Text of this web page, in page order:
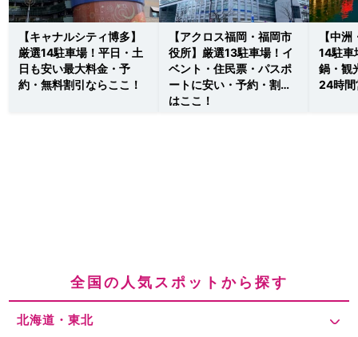
【キャナルシティ博多】
厳選14駐車場！平日・土
日も安い最大料金・予
約・無料割引ならここ！
【アクロス福岡・福岡市
役所】厳選13駐車場！イ
ベント・住民票・パスポ
ートに安い・予約・割引
はここ！
【中
14駐車
鍋・観
24時間
全国の人気スポットから探す
北海道・東北